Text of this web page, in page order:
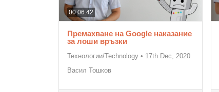
00:06:42
Премахване на Google наказание
за лоши връзки
Технологии/Technology • 17th Dec, 2020
Васил Тошков